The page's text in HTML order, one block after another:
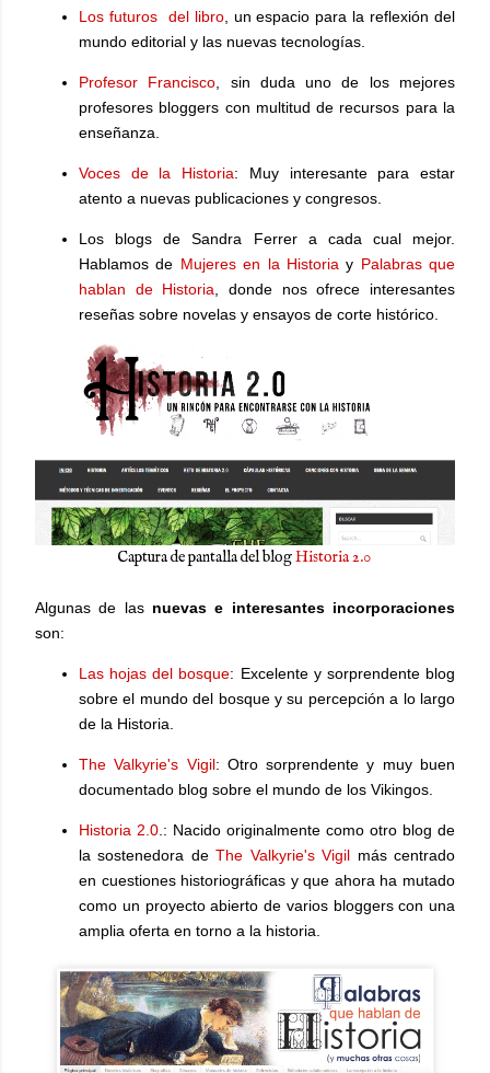
Los futuros del libro, un espacio para la reflexión del
mundo editorial y las nuevas tecnologías.
Profesor Francisco , sin duda uno de los mejores
profesores bloggers con multitud de recursos para la
enseñanza.
Voces de la Historia: Muy interesante para estar
atento a nuevas publicaciones y congresos.
Los blogs de Sandra Ferrer a cada cual mejor.
Hablamos de Mujeres en la Historia y Palabras que
hablan de Historia , donde nos ofrece interesantes
reseñas sobre novelas y ensayos de corte histórico.
Captura de pantalla del blogHistoria 2.0
Algunas de lasnuevas e interesantes incorporaciones
son:
Las hojas del bosque: Excelente y sorprendente blog
sobre el mundo del bosque y su percepción a lo largo
de la Historia.
The Valkyrie's Vigil: Otro sorprendente y muy buen
documentado blog sobre el mundo de los Vikingos.
Historia 2.0 .: Nacido originalmente como otro blog de
la sostenedora deThe Valkyrie's Vigil más centrado
en cuestiones historiográficas y que ahora ha mutado
como un proyecto abierto de varios bloggers con una
amplia oferta en torno a la historia.